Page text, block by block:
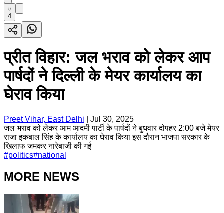
4
प्रीत विहार: जल भराव को लेकर आप
पार्षदों ने दिल्ली के मेयर कार्यालय का
घेराव किया
Preet Vihar, East Delhi
Jul 30, 2025
जल भराव को लेकर आम आदमी पार्टी के पार्षदों ने बुधवार दोपहर 2:00 बजे मेयर
राजा इकबाल सिंह के कार्यालय का घेराव किया इस दौरान भाजपा सरकार के
खिलाफ जमकर नारेबाजी की गई
#politics#national
MORE NEWS